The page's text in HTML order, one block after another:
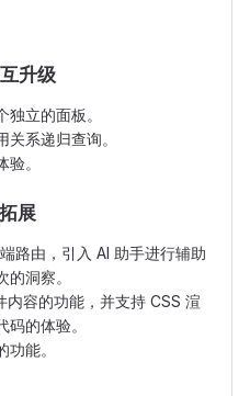
升级
立的面板。
系递归查询。
。
展
路由，引入 AI 助手进行辅助
洞察。
容的功能，并支持 CSS 渲
的体验。
能。